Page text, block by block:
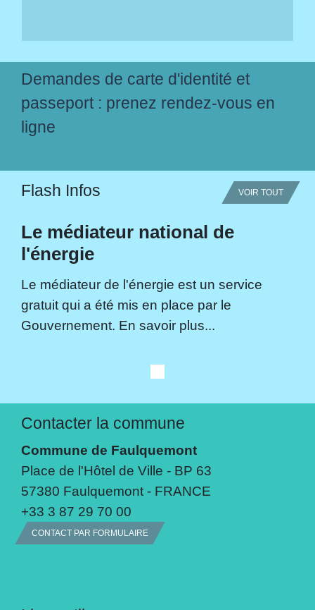
Demandes de carte d'identité et
passeport : prenez rendez-vous en
ligne
Flash Infos VOIR TOUT
Le médiateur national de
l'énergie
Le médiateur de l'énergie est un service
gratuit qui a été mis en place par le
Gouvernement. En savoir plus...
Contacter la commune
Commune de Faulquemont
Place de l'Hôtel de Ville - BP 63
57380 Faulquemont - FRANCE
+33 3 87 29 70 00
CONTACT PAR FORMULAIRE